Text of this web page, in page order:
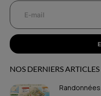
NOS DERNIERS ARTICLES